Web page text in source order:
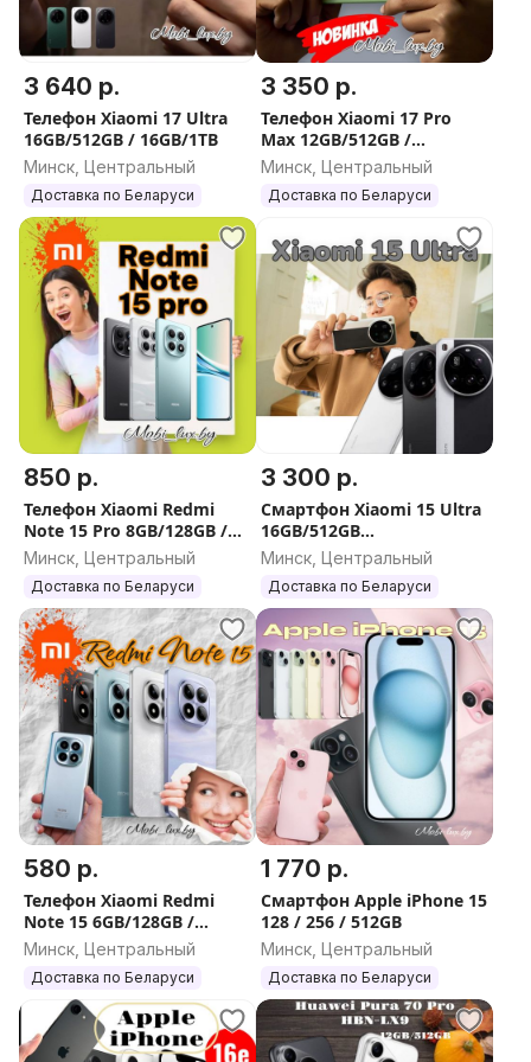
3 640 р.
Телефон Xiaomi 17 Ultra
16GB/512GB / 16GB/1TB
Минск, Центральный
Доставка по Беларуси
3 350 р.
Телефон Xiaomi 17 Pro
Max 12GB/512GB /
16GB/512GB / 16GB/1TB
Минск, Центральный
Доставка по Беларуси
850 р.
Телефон Xiaomi Redmi
Note 15 Pro 8GB/128GB /
12GB/256GB / 12GB/512GB
Минск, Центральный
Доставка по Беларуси
3 300 р.
Смартфон Xiaomi 15 Ultra
16GB/512GB
международная версия
Минск, Центральный
Доставка по Беларуси
580 р.
Телефон Xiaomi Redmi
Note 15 6GB/128GB /
8GB/128GB / 8GB/256GB /
8GB/512GB
Минск, Центральный
Доставка по Беларуси
1 770 р.
Смартфон Apple iPhone 15
128 / 256 / 512GB
Минск, Центральный
Доставка по Беларуси